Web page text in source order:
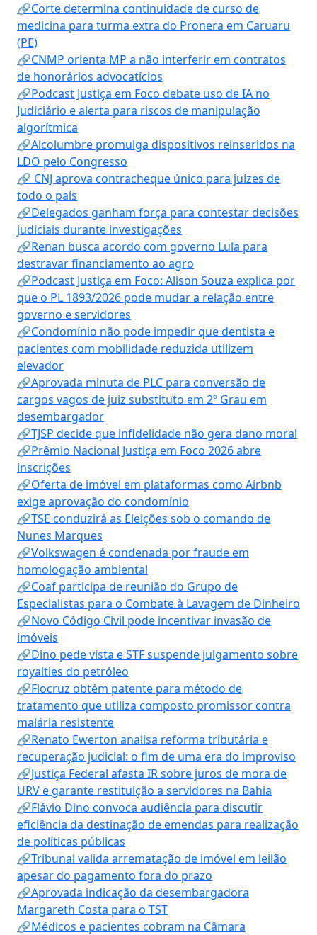
🔗Corte determina continuidade de curso de
medicina para turma extra do Pronera em Caruaru
(PE)
🔗CNMP orienta MP a não interferir em contratos
de honorários advocatícios
🔗Podcast Justiça em Foco debate uso de IA no
Judiciário e alerta para riscos de manipulação
algorítmica
🔗Alcolumbre promulga dispositivos reinseridos na
LDO pelo Congresso
🔗 CNJ aprova contracheque único para juízes de
todo o país
🔗Delegados ganham força para contestar decisões
judiciais durante investigações
🔗Renan busca acordo com governo Lula para
destravar financiamento ao agro
🔗Podcast Justiça em Foco: Alison Souza explica por
que o PL 1893/2026 pode mudar a relação entre
governo e servidores
🔗Condomínio não pode impedir que dentista e
pacientes com mobilidade reduzida utilizem
elevador
🔗Aprovada minuta de PLC para conversão de
cargos vagos de juiz substituto em 2º Grau em
desembargador
🔗TJSP decide que infidelidade não gera dano moral
🔗Prêmio Nacional Justiça em Foco 2026 abre
inscrições
🔗Oferta de imóvel em plataformas como Airbnb
exige aprovação do condomínio
🔗TSE conduzirá as Eleições sob o comando de
Nunes Marques
🔗Volkswagen é condenada por fraude em
homologação ambiental
🔗Coaf participa de reunião do Grupo de
Especialistas para o Combate à Lavagem de Dinheiro
🔗Novo Código Civil pode incentivar invasão de
imóveis
🔗Dino pede vista e STF suspende julgamento sobre
royalties do petróleo
🔗Fiocruz obtém patente para método de
tratamento que utiliza composto promissor contra
malária resistente
🔗Renato Ewerton analisa reforma tributária e
recuperação judicial: o fim de uma era do improviso
🔗Justiça Federal afasta IR sobre juros de mora de
URV e garante restituição a servidores na Bahia
🔗Flávio Dino convoca audiência para discutir
eficiência da destinação de emendas para realização
de políticas públicas
🔗Tribunal valida arrematação de imóvel em leilão
apesar do pagamento fora do prazo
🔗Aprovada indicação da desembargadora
Margareth Costa para o TST
🔗Médicos e pacientes cobram na Câmara